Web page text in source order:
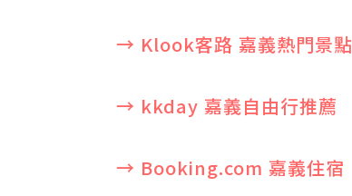
→ Klook客路 嘉義熱門景點
→ kkday 嘉義自由行推薦
→ Booking.com 嘉義住宿